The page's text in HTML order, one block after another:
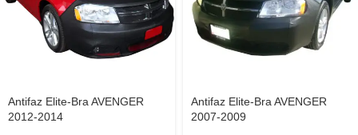
Antifaz Elite-Bra AVENGER
2012-2014
Antifaz Elite-Bra AVENGER
2007-2009